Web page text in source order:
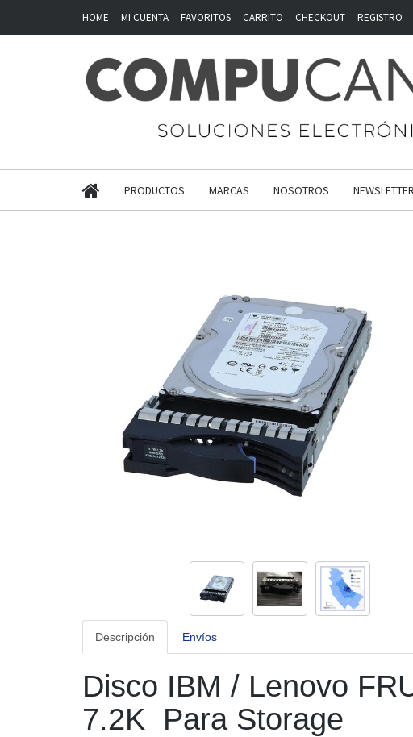
HOME MI CUENTA FAVORITOS CARRITO CHECKOUT REGISTRO
PRODUCTOS MARCAS NOSOTROS NEWSLETTER
Descripción Envíos
Disco IBM / Lenovo
7.2K Para Storage